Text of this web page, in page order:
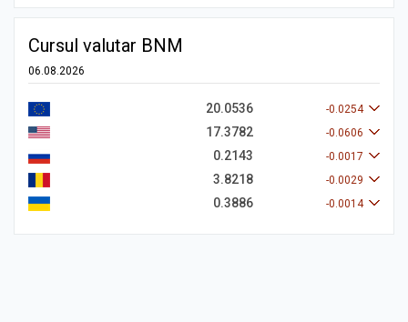
Cursul valutar BNM
06.08.2026
20.0536 -0.0254
17.3782 -0.0606
0.2143 -0.0017
3.8218 -0.0029
0.3886 -0.0014